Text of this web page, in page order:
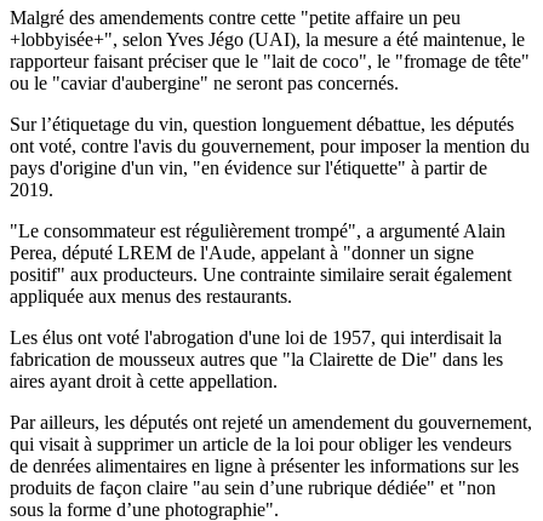
Malgré des amendements contre cette "petite affaire un peu
+lobbyisée+", selon Yves Jégo (UAI), la mesure a été maintenue, le
rapporteur faisant préciser que le "lait de coco", le "fromage de tête"
ou le "caviar d'aubergine" ne seront pas concernés.
Sur l’étiquetage du vin, question longuement débattue, les députés
ont voté, contre l'avis du gouvernement, pour imposer la mention du
pays d'origine d'un vin, "en évidence sur l'étiquette" à partir de
2019.
"Le consommateur est régulièrement trompé", a argumenté Alain
Perea, député LREM de l'Aude, appelant à "donner un signe
positif" aux producteurs. Une contrainte similaire serait également
appliquée aux menus des restaurants.
Les élus ont voté l'abrogation d'une loi de 1957, qui interdisait la
fabrication de mousseux autres que "la Clairette de Die" dans les
aires ayant droit à cette appellation.
Par ailleurs, les députés ont rejeté un amendement du gouvernement,
qui visait à supprimer un article de la loi pour obliger les vendeurs
de denrées alimentaires en ligne à présenter les informations sur les
produits de façon claire "au sein d’une rubrique dédiée" et "non
sous la forme d’une photographie".